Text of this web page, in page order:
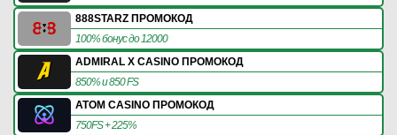
888STARZ ПРОМОКОД
100% бонус до 12000
ADMIRAL X CASINO ПРОМОКОД
850% и 850 FS
ATOM CASINO ПРОМОКОД
750FS + 225%